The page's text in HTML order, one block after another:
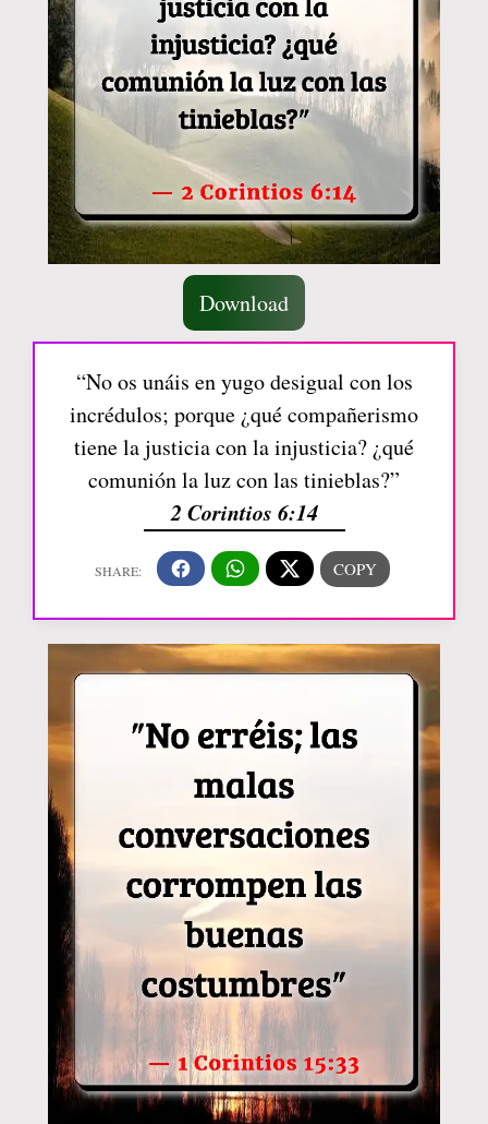
Download
“No os unáis en yugo desigual con los
incrédulos; porque ¿qué compañerismo
tiene la justicia con la injusticia? ¿qué
comunión la luz con las tinieblas?”
2 Corintios 6:14